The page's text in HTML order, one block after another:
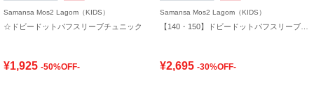
Samansa Mos2 Lagom（KIDS）
☆ドビードットパフスリーブチュニック
¥1,925 -50%OFF-
Samansa Mos2 Lagom（KIDS）
¥2,695 -30%OFF-